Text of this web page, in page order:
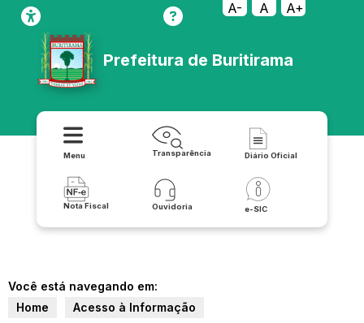
A- A A+
Prefeitura de Buritirama
Menu Transparência Diário Oficial
Nota Fiscal Ouvidoria e-SIC
Você está navegando em:
Home
Acesso à Informação